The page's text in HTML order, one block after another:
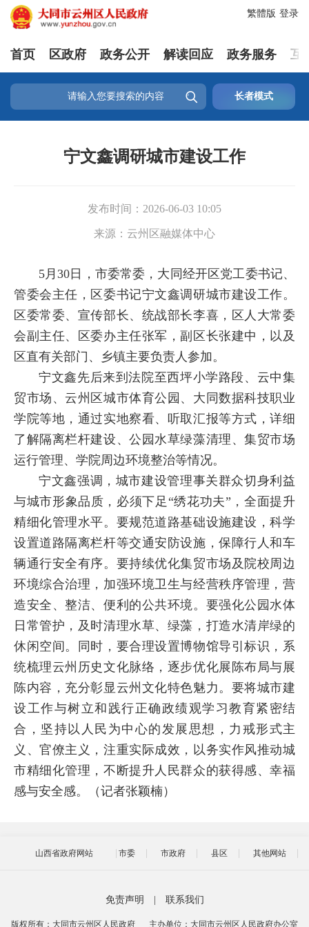
登录
繁體版
首页 区政府 政务公开 解读回应 政务服务 互
 长者模式
宁文鑫调研城市建设工作
发布时间： 2026-06-03 10:05
来源： 云州区融媒体中心
5月30日，市委常委，大同经开区党工委书记、
管委会主任，区委书记宁文鑫调研城市建设工作。
区委常委、宣传部长、统战部长李喜，区人大常委
会副主任、区委办主任张军，副区长张建中，以及
区直有关部门、乡镇主要负责人参加。
宁文鑫先后来到法院至西坪小学路段、云中集
贸市场、云州区城市体育公园、大同数据科技职业
学院等地，通过实地察看、听取汇报等方式，详细
了解隔离栏杆建设、公园水草绿藻清理、集贸市场
运行管理、学院周边环境整治等情况。
宁文鑫强调，城市建设管理事关群众切身利益
与城市形象品质，必须下足“绣花功夫”，全面提升
精细化管理水平。要规范道路基础设施建设，科学
设置道路隔离栏杆等交通安防设施，保障行人和车
辆通行安全有序。要持续优化集贸市场及院校周边
环境综合治理，加强环境卫生与经营秩序管理，营
造安全、整洁、便利的公共环境。要强化公园水体
日常管护，及时清理水草、绿藻，打造水清岸绿的
休闲空间。同时，要合理设置博物馆导引标识，系
统梳理云州历史文化脉络，逐步优化展陈布局与展
陈内容，充分彰显云州文化特色魅力。要将城市建
设工作与树立和践行正确政绩观学习教育紧密结
合，坚持以人民为中心的发展思想，力戒形式主
义、官僚主义，注重实际成效，以务实作风推动城
市精细化管理，不断提升人民群众的获得感、幸福
感与安全感。（记者张颖楠）
山西省政府网站 市委 市政府 县区 其他网站
免责声明 联系我们
版权所有：大同市云州区人民政府 主办单位：大同市云州区人民政府办公室